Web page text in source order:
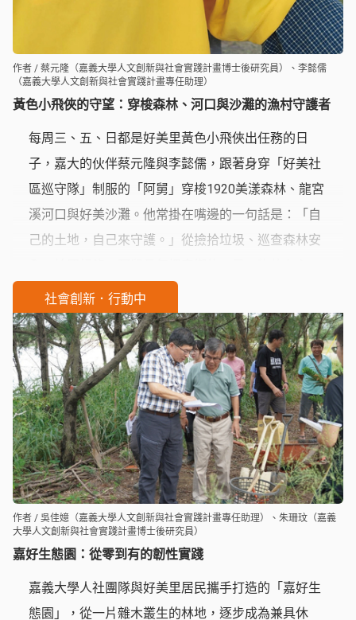
黃色小飛俠的守望：穿梭森林、河口與沙灘的漁村守護者
作者 / 蔡元隆（嘉義大學人文創新與社會實踐計畫博士後研究員）、李懿儒
（嘉義大學人文創新與社會實踐計畫專任助理）
每周三、五、日都是好美里黃色小飛俠出任務的日
子，嘉大的伙伴蔡元隆與李懿儒，跟著身穿「好美社
區巡守隊」制服的「阿舅」穿梭1920美漾森林、龍宮
溪河口與好美沙灘。他常掛在嘴邊的一句話是：「自
己的土地，自己來守護。」從撿拾垃圾、巡查森林安
上，面對丹娜絲風災，他說：「慢慢地，它自己會回
來啦。」
社會創新．行動中
嘉好生態園：從零到有的韌性實踐
作者 / 吳佳嬑（嘉義大學人文創新與社會實踐計畫專任助理）、朱珊玟（嘉義
大學人文創新與社會實踐計畫博士後研究員）
嘉義大學人社團隊與好美里居民攜手打造的「嘉好生
態園」，從一片雜木叢生的林地，逐步成為兼具休